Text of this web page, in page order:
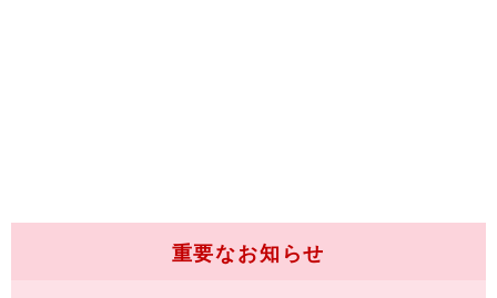
重要なお知らせ